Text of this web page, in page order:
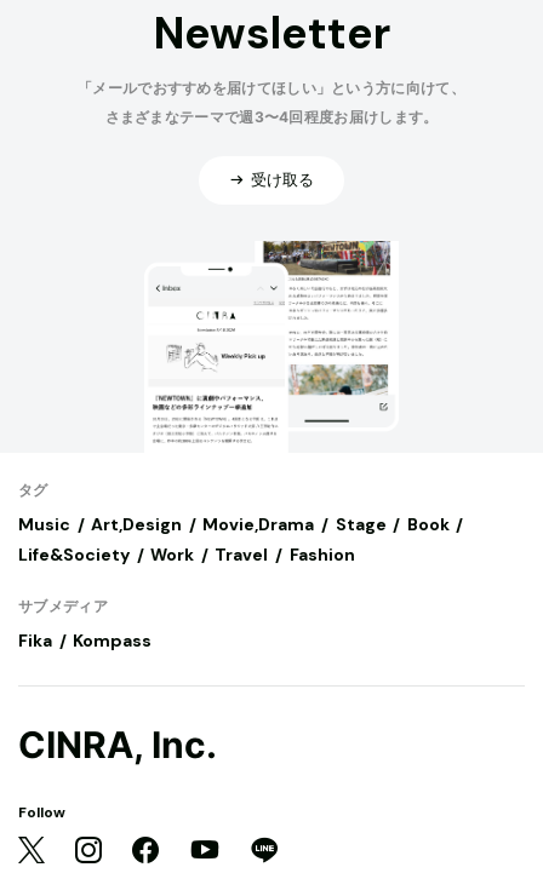
Newsletter
「メールでおすすめを届けてほしい」という方に向けて、
さまざまなテーマで週3〜4回程度お届けします。
受け取る
タグ
Music Art,Design Movie,Drama Stage
Book
Life&Society
Work Travel Fashion
サブメディア
Fika Kompass
CINRA, Inc.
Follow